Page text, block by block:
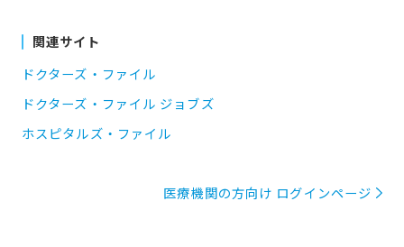
関連サイト
ドクターズ・ファイル
ドクターズ・ファイル ジョブズ
ホスピタルズ・ファイル
医療機関の方向け ログインページ